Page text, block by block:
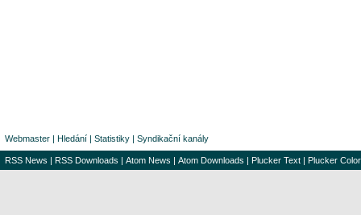
Webmaster | Hledání | Statistiky | Syndikační kanály
RSS News | RSS Downloads | Atom News | Atom Downloads | Plucker Text | Plucker Color